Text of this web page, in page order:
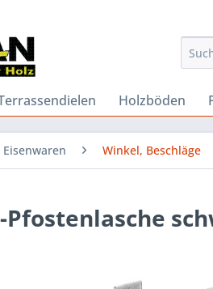
Holzböden
Eisenwaren Winkel, Beschläge